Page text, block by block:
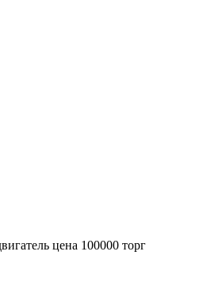
цена 100000 торг